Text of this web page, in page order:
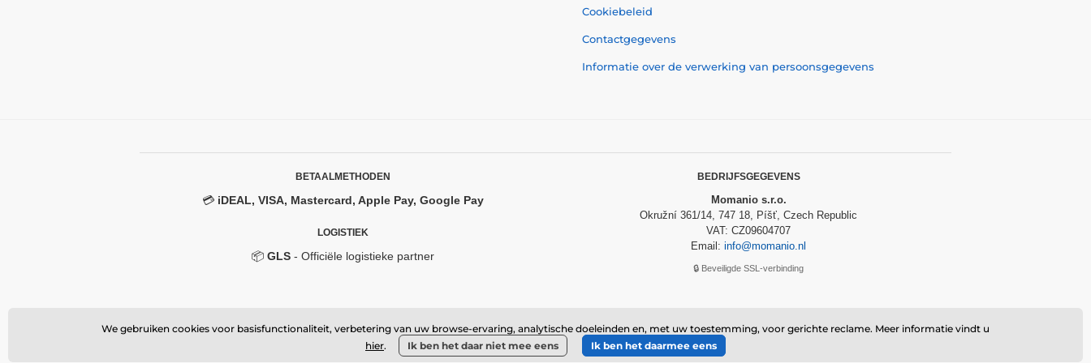
Cookiebeleid
Contactgegevens
Informatie over de verwerking van persoonsgegevens
BETAALMETHODEN
💳 iDEAL, VISA, Mastercard, Apple Pay, Google Pay
LOGISTIEK
📦 GLS- Officiële logistieke partner
BEDRIJFSGEGEVENS
Momanio s.r.o.
Okružní 361/14, 747 18, Píšť, Czech Republic
VAT: CZ09604707
Email: info@momanio.nl
🔒 Beveiligde SSL-verbinding
We gebruiken cookies voor basisfunctionaliteit, verbetering van uw browse-ervaring, analytische doeleinden en, met uw toestemming, voor gerichte reclame. Meer informatie vindt u
hier. Ik ben het daar niet mee eens Ik ben het daarmee eens